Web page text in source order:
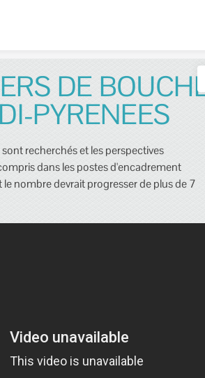
DE
PYRENEES
recherchés et les perspectives
dans les postes d'encadrement
nombre devrait progresser de plus de 7